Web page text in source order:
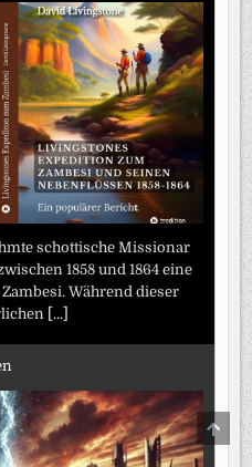
schottische Missionar
1858 und 1864 eine
Während dieser
[...]
TO
TOP